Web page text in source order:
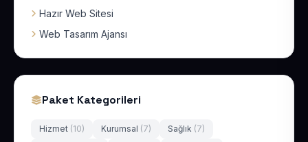
Hazır Web Sitesi
Web Tasarım Ajansı
Paket Kategorileri
Hizmet (10) Kurumsal (7) Sağlık (7)